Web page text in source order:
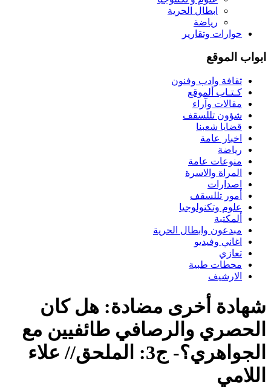
ابطال الحرية
رياضة
حوارات وتقارير
ابواب الموقع
ثقافة وادب وفنون
كـتـاب ألموقع
مقالات وآراء
شؤون تللسقف
قضايا شعبنا
اخبار عامة
رياضة
منوعات عامة
المراة والاسرة
اصدارات
أمور تللسقف
علوم وتكنولوجيا
ألمكتبة
مبدعون وابطال الحرية
اغاني وفيديو
تعازي
محطات طبية
الارشيف
شهادة أخرى مضادة: هل كان
الحصري والرصافي طائفيين مع
الجواهري؟- ج3: الملحق// علاء
اللامي